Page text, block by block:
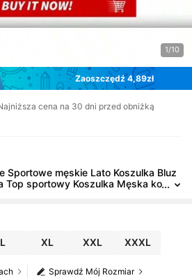
1/10
Zaoszczędź 4,89zł
cena na 30 dni przed obniżką
Sportowe męskie Lato Koszulka Bluz
Top sportowy Koszulka Męska ko
L XL XXL XXXL
Sprawdź Mój Rozmiar